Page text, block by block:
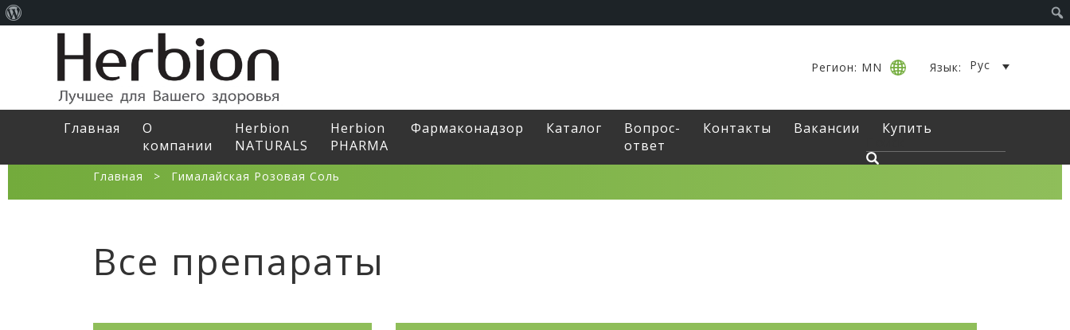
Регион: MN Язык: Рус
Главная
О
компании
Herbion
NATURALS
Herbion
PHARMA
Фармаконадзор Каталог
Вопрос-
ответ
Контакты Вакансии Купить
Главная > Гималайская Розовая Соль
Все препараты
WordPress